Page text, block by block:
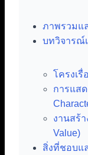
ภาพรวมแ
บทวิจารณ์
โครงเรื่
การแส
งานสร้
Value)
สิ่งที่ชอบแ